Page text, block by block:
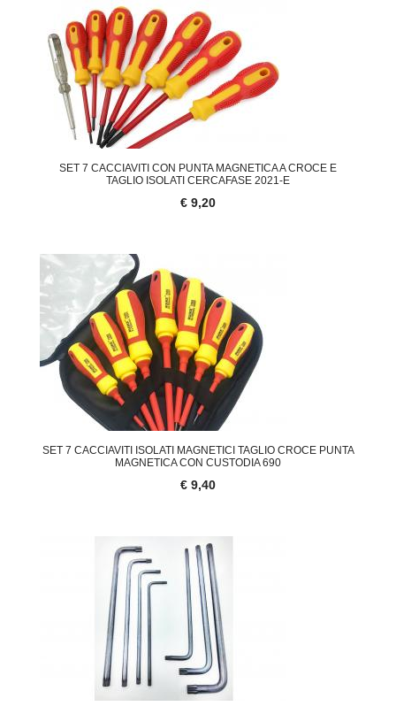
SET 7 CACCIAVITI CON PUNTA MAGNETICA A CROCE E
TAGLIO ISOLATI CERCAFASE 2021-E
€ 9,20
SET 7 CACCIAVITI ISOLATI MAGNETICI TAGLIO CROCE PUNTA
MAGNETICA CON CUSTODIA 690
€ 9,40